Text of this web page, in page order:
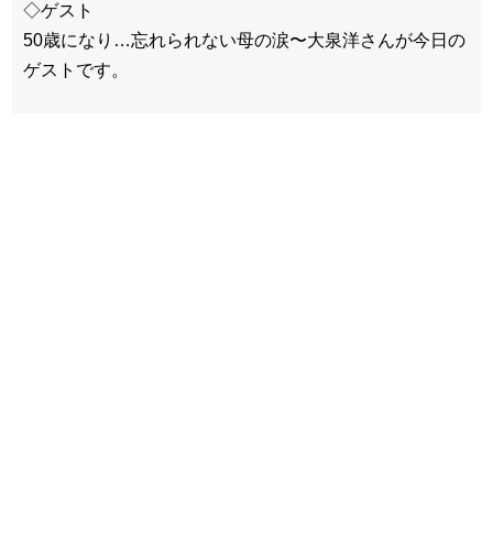
◇ゲスト
50歳になり…忘れられない母の涙〜大泉洋さんが今日の
ゲストです。